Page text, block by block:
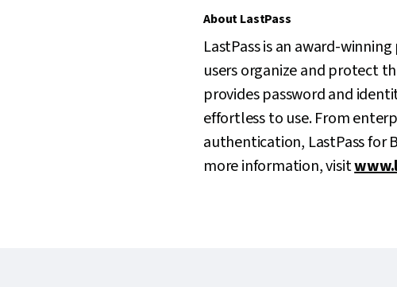
About LastPass
LastPass is an award-
users organize and protect
provides password and
effortless to use. From
authentication, LastPass for
more information, visit